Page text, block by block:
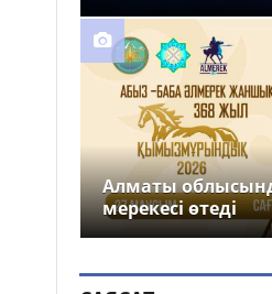
Алматы
мерекесі өтеді